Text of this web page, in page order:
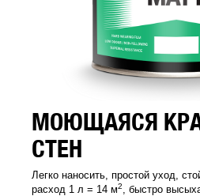
МОЮЩАЯСЯ
СТЕН
Легко наносить, простой уход,
расход 1 л = 14 м2
, быстро